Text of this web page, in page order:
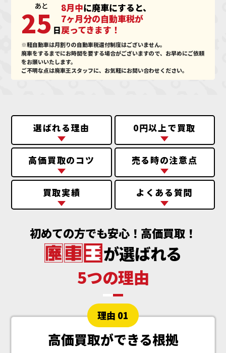
あと
25 日
8月中に廃車にすると、
7ヶ月分の自動車税が
戻ってきます！
※軽自動車は月割りの自動車税還付制度はございません。
廃車をするまでにお時間を要する場合がございますので、お早めにご依頼
をお願いいたします。
ご不明な点は廃車王スタッフに、お気軽にお問い合わせください。
選ばれる理由 0円以上で買取
高価買取のコツ 売る時の注意点
買取実績 よくある質問
初めての方でも安心！高価買取！
が選ばれる
5つの理由
理由 01
高価買取ができる根拠